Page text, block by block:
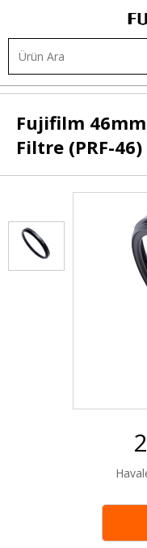
Fujifilm
Filtre (PRF-46)